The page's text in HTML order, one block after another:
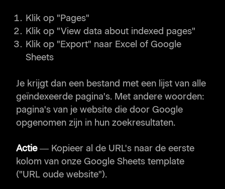
Klik op "Pages"
Klik op "View data about indexed pages"
Klik op "Export" naar Excel of Google
Sheets
Je krijgt dan een bestand met een lijst van alle
geïndexeerde pagina's. Met andere woorden:
pagina's van je website die door Google
opgenomen zijn in hun zoekresultaten.
Actie— Kopieer al de URL's naar de eerste
kolom van onze Google Sheets template
("URL oude website").